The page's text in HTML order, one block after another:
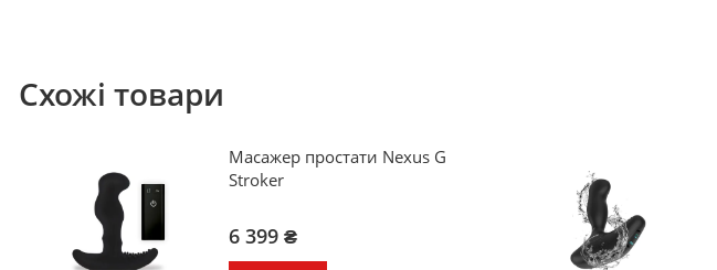
Схожі товари
Масажер простати Nexus G
Stroker
6 399 ₴